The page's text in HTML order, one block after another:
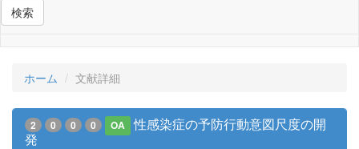
検索
ホーム 文献詳細
2 0 0 0 OA
性感染症の予防行動意図尺度の開
発